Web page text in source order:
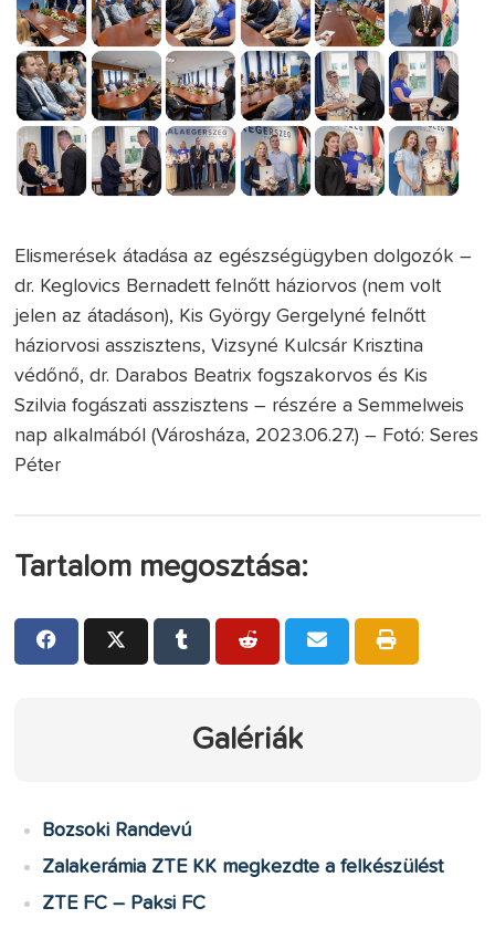
Elismerések átadása az egészségügyben dolgozók –
dr. Keglovics Bernadett felnőtt háziorvos (nem volt
jelen az átadáson), Kis György Gergelyné felnőtt
háziorvosi asszisztens, Vizsyné Kulcsár Krisztina
védőnő, dr. Darabos Beatrix fogszakorvos és Kis
Szilvia fogászati asszisztens – részére a Semmelweis
nap alkalmából (Városháza, 2023.06.27.) – Fotó: Seres
Péter
Tartalom megosztása:
Galériák
Bozsoki Randevú
Zalakerámia ZTE KK megkezdte a felkészülést
ZTE FC – Paksi FC